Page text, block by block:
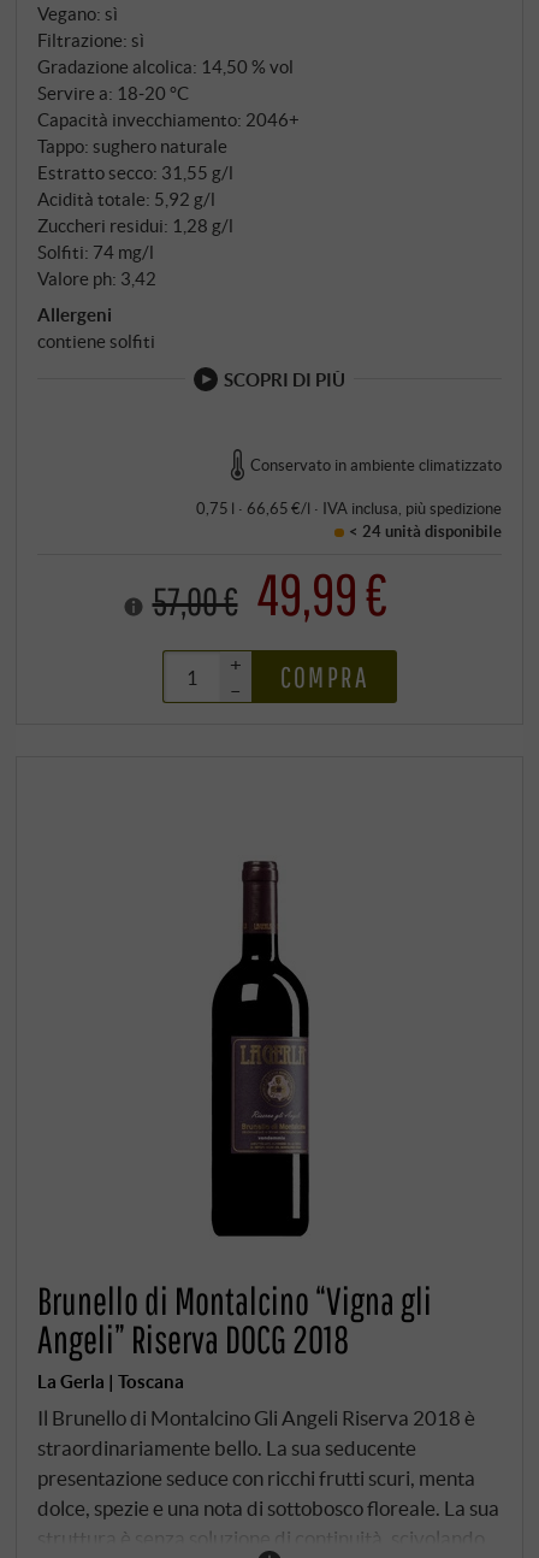
Vegano: sì
Filtrazione: sì
Gradazione alcolica: 14,50 % vol
Servire a: 18‑20 °C
Capacità invecchiamento: 2046+
Tappo: sughero naturale
Estratto secco: 31,55 g/l
Acidità totale: 5,92 g/l
Zuccheri residui: 1,28 g/l
Solfiti: 74 mg/l
Valore ph: 3,42
Allergeni
contiene solfiti
SCOPRI DI PIÙ
Conservato in ambiente climatizzato
0,75 l · 66,65 €/l · IVA inclusa, più spedizione
< 24 unità disponibile
57,00 € 49,99 €
+
–
COMPRA
Brunello di Montalcino “Vigna gli
Angeli” Riserva DOCG 2018
La Gerla | Toscana
Il Brunello di Montalcino Gli Angeli Riserva 2018 è
straordinariamente bello. La sua seducente
presentazione seduce con ricchi frutti scuri, menta
dolce, spezie e una nota di sottobosco floreale. La sua
struttura è senza soluzione di continuità, scivolando